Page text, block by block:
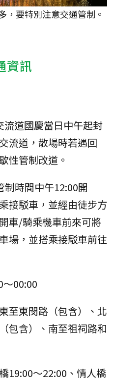
，要特別注意交通管制。
資訊
道國慶當日中午起封
流道，散場時若遇回
性管制改道。
時間中午12:00開
接駁車，並經由徒步方
車/騎乘機車前來可將
場，並搭乘接駁車前往
00:00
至東閔路（包含）、北
包含）、南至祖祠路和
19:00～22:00、情人橋